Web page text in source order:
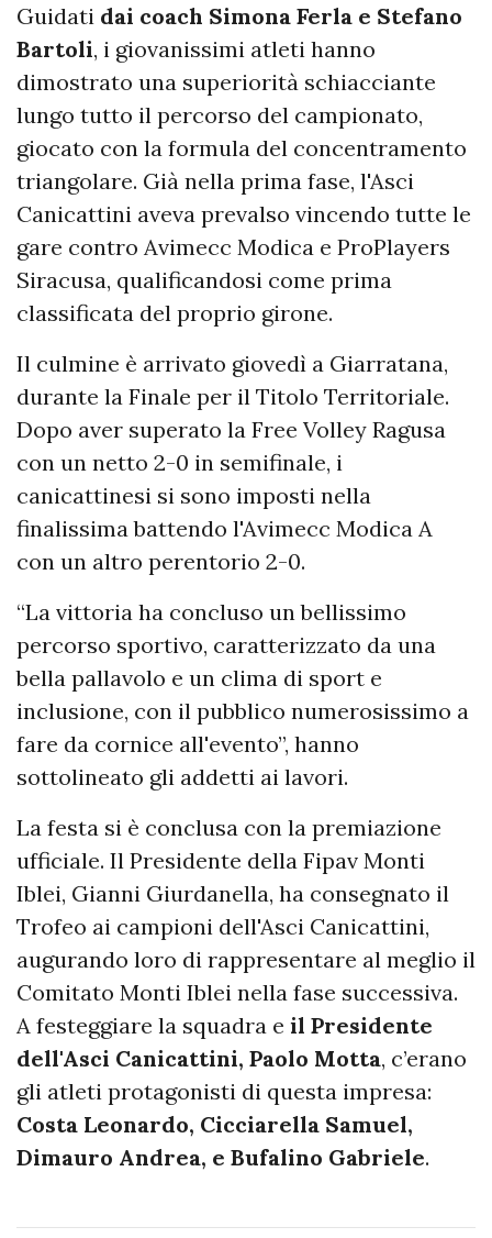
Guidati dai coach Simona Ferla e Stefano
Bartoli, i giovanissimi atleti hanno
dimostrato una superiorità schiacciante
lungo tutto il percorso del campionato,
giocato con la formula del concentramento
triangolare. Già nella prima fase, l'Asci
Canicattini aveva prevalso vincendo tutte le
gare contro Avimecc Modica e ProPlayers
Siracusa, qualificandosi come prima
classificata del proprio girone.
Il culmine è arrivato giovedì a Giarratana,
durante la Finale per il Titolo Territoriale.
Dopo aver superato la Free Volley Ragusa
con un netto 2-0 in semifinale, i
canicattinesi si sono imposti nella
finalissima battendo l'Avimecc Modica A
con un altro perentorio 2-0.
“La vittoria ha concluso un bellissimo
percorso sportivo, caratterizzato da una
bella pallavolo e un clima di sport e
inclusione, con il pubblico numerosissimo a
fare da cornice all'evento”, hanno
sottolineato gli addetti ai lavori.
La festa si è conclusa con la premiazione
ufficiale. Il Presidente della Fipav Monti
Iblei, Gianni Giurdanella, ha consegnato il
Trofeo ai campioni dell'Asci Canicattini,
augurando loro di rappresentare al meglio il
Comitato Monti Iblei nella fase successiva.
A festeggiare la squadra e il Presidente
dell'Asci Canicattini, Paolo Motta, c’erano
gli atleti protagonisti di questa impresa:
Costa Leonardo, Cicciarella Samuel,
Dimauro Andrea, e Bufalino Gabriele.